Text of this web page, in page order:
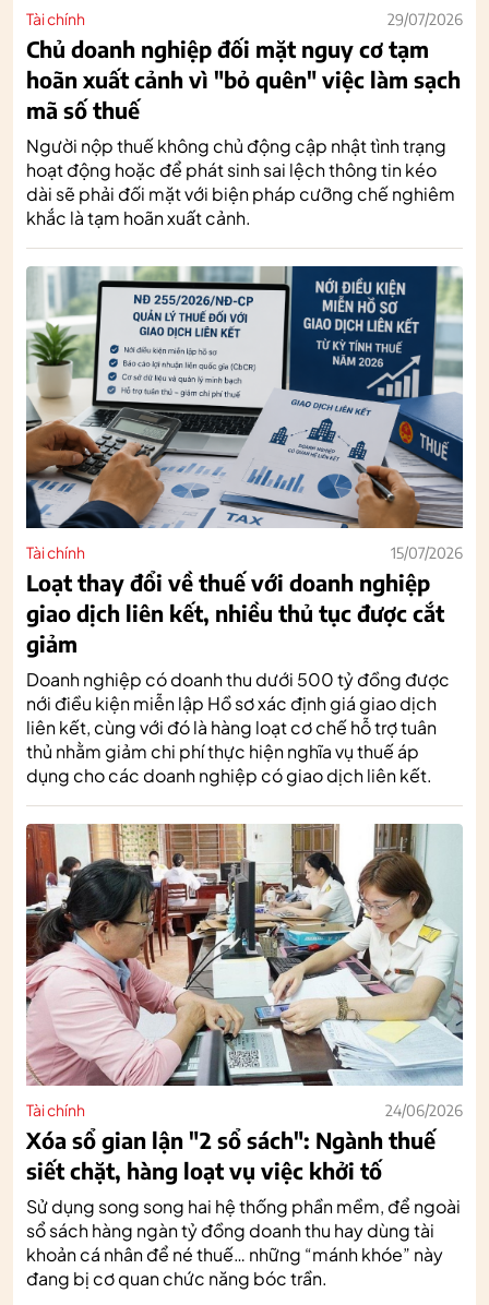
Tài chính 29/07/2026
Chủ doanh nghiệp đối mặt nguy cơ tạm
hoãn xuất cảnh vì "bỏ quên" việc làm sạch
mã số thuế
Người nộp thuế không chủ động cập nhật tình trạng
hoạt động hoặc để phát sinh sai lệch thông tin kéo
dài sẽ phải đối mặt với biện pháp cưỡng chế nghiêm
khắc là tạm hoãn xuất cảnh.
Tài chính 15/07/2026
Loạt thay đổi về thuế với doanh nghiệp
giao dịch liên kết, nhiều thủ tục được cắt
giảm
Doanh nghiệp có doanh thu dưới 500 tỷ đồng được
nới điều kiện miễn lập Hồ sơ xác định giá giao dịch
liên kết, cùng với đó là hàng loạt cơ chế hỗ trợ tuân
thủ nhằm giảm chi phí thực hiện nghĩa vụ thuế áp
dụng cho các doanh nghiệp có giao dịch liên kết.
Tài chính 24/06/2026
Xóa sổ gian lận "2 sổ sách": Ngành thuế
siết chặt, hàng loạt vụ việc khởi tố
Sử dụng song song hai hệ thống phần mềm, để ngoài
sổ sách hàng ngàn tỷ đồng doanh thu hay dùng tài
khoản cá nhân để né thuế… những “mánh khóe” này
đang bị cơ quan chức năng bóc trần.